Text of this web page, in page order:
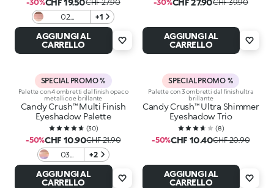
-30%
CHF 27.90
02
Soulbound
Journey
+1
AGGIUNGI AL
CARRELLO
-30% CHF 39.90
AGGIUNGI AL
CARRELLO
SPECIAL PROMO %
Palette con 4 ombretti dal finish opaco
metallico e brillante
Candy Crush™ Multi Finish
Eyeshadow Palette
(30)
-50%CHF 10.90CHF 21.90
03
Berry
Bonbon
+2
AGGIUNGI AL
CARRELLO
SPECIAL PROMO %
Palette con 3 ombretti dal finish ultra
brillante
Candy Crush™ Ultra Shimmer
Eyeshadow Trio
(8)
-50%CHF 10.40CHF 20.90
AGGIUNGI AL
CARRELLO